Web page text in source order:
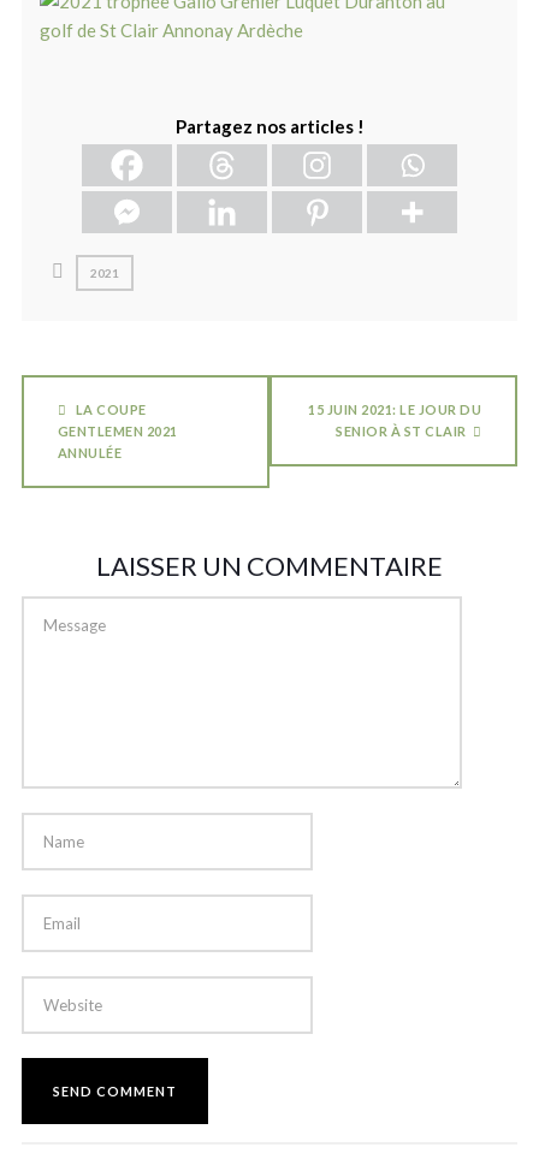
Partagez nos articles !
2021
LA COUPE
GENTLEMEN 2021
ANNULÉE
15 JUIN 2021: LE JOUR DU
SENIOR À ST CLAIR
LAISSER UN COMMENTAIRE